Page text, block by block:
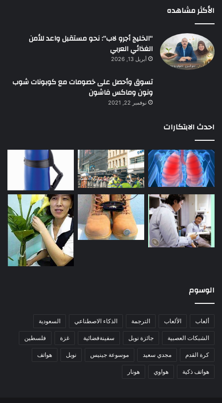
الأكثر مشاهده
“الخليج أجرو لاب”: نحو مستقبل واعد للأمن
الغذائي العربي
أبريل 13, 2026
تسوق وأحصل على خصومات مع كوبونات شوب
ونون وماكس فاشون
نوفمبر 22, 2021
احدث الابتكارات
الوسوم
ألعاب الألعاب الترجمة الذكاء الاصطناعي السعودية
الشبكات العصبية جائزة نوبل سفينةفضائية غزة فلسطين
كرة القدم مجدي سعيد موسوعة جينيس نوبل هواتف
هواتف ذكية هواوي هونار